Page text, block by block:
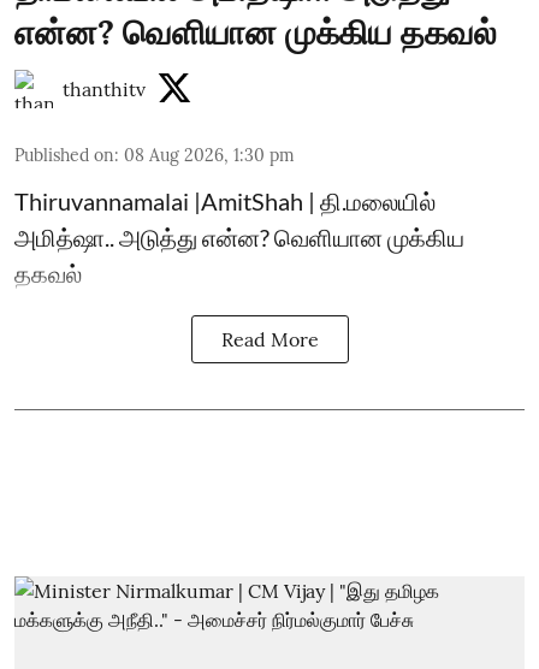
என்ன? வெளியான முக்கிய தகவல்
thanthitv
Published on: 08 Aug 2026, 1:30 pm
Thiruvannamalai |AmitShah | தி.மலையில்
அமித்ஷா.. அடுத்து என்ன? வெளியான முக்கிய
தகவல்
Read More